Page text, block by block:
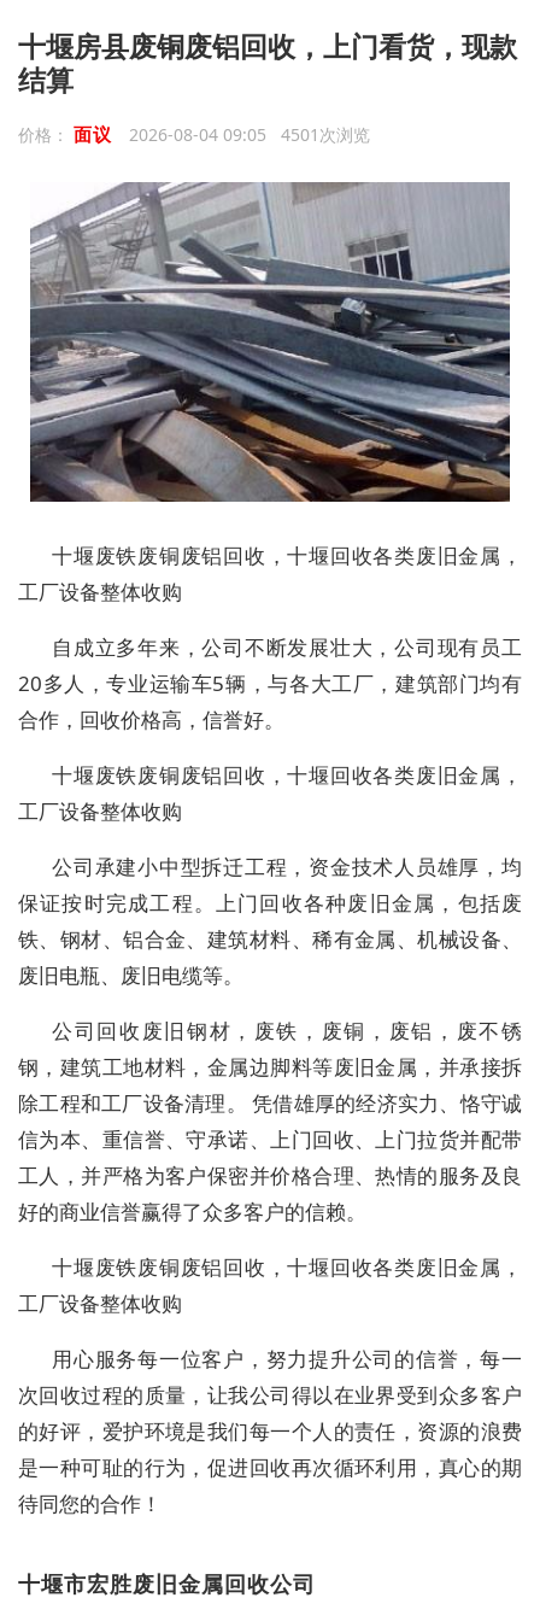
十堰房县废铜废铝回收，上门看货，现款
结算
价格： 面议 2026-08-04 09:05 4501次浏览
十堰废铁废铜废铝回收，十堰回收各类废旧金属，
工厂设备整体收购
自成立多年来，公司不断发展壮大，公司现有员工
20多人，专业运输车5辆，与各大工厂，建筑部门均有
合作，回收价格高，信誉好。
十堰废铁废铜废铝回收，十堰回收各类废旧金属，
工厂设备整体收购
公司承建小中型拆迁工程，资金技术人员雄厚，均
保证按时完成工程。上门回收各种废旧金属，包括废
铁、钢材、铝合金、建筑材料、稀有金属、机械设备、
废旧电瓶、废旧电缆等。
公司回收废旧钢材，废铁，废铜，废铝，废不锈
钢，建筑工地材料，金属边脚料等废旧金属，并承接拆
除工程和工厂设备清理。 凭借雄厚的经济实力、恪守诚
信为本、重信誉、守承诺、上门回收、上门拉货并配带
工人，并严格为客户保密并价格合理、热情的服务及良
好的商业信誉赢得了众多客户的信赖。
十堰废铁废铜废铝回收，十堰回收各类废旧金属，
工厂设备整体收购
用心服务每一位客户，努力提升公司的信誉，每一
次回收过程的质量，让我公司得以在业界受到众多客户
的好评，爱护环境是我们每一个人的责任，资源的浪费
是一种可耻的行为，促进回收再次循环利用，真心的期
待同您的合作！
十堰市宏胜废旧金属回收公司